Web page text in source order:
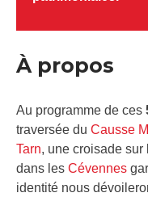
À propos
Au programme de ces
traversée du Causse
Tarn, une croisade sur
dans les Cévennes
identité nous